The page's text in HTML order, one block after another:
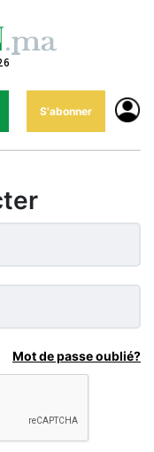
S'abonner
Mot de passe oublié?